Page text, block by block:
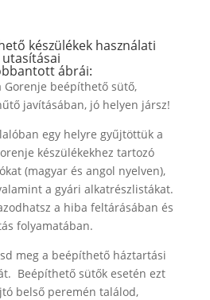
készülékek használati
utasításai
ábrái:
Gorenje beépíthető sütő,
javításában, jó helyen jársz!
egy helyre gyűjtöttük a
készülékekhez tartozó
(magyar és angol nyelven),
a gyári alkatrészlistákat.
a hiba feltárásában és
folyamatában.
meg a beépíthető háztartási
Beépíthető sütők esetén ezt
belső peremén találod,